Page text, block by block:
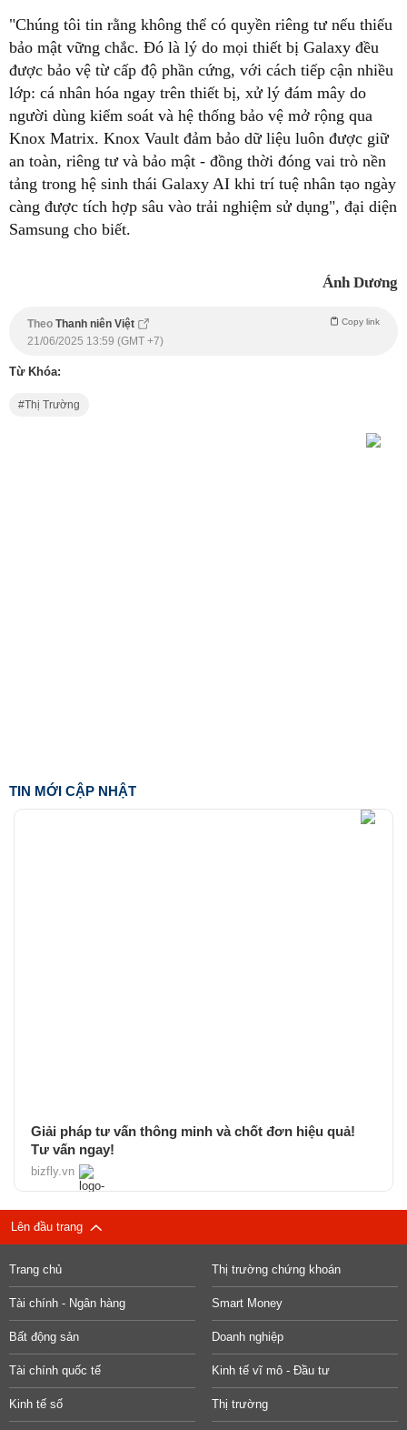
"Chúng tôi tin rằng không thể có quyền riêng tư nếu thiếu
bảo mật vững chắc. Đó là lý do mọi thiết bị Galaxy đều
được bảo vệ từ cấp độ phần cứng, với cách tiếp cận nhiều
lớp: cá nhân hóa ngay trên thiết bị, xử lý đám mây do
người dùng kiểm soát và hệ thống bảo vệ mở rộng qua
Knox Matrix. Knox Vault đảm bảo dữ liệu luôn được giữ
an toàn, riêng tư và bảo mật - đồng thời đóng vai trò nền
tảng trong hệ sinh thái Galaxy AI khi trí tuệ nhân tạo ngày
càng được tích hợp sâu vào trải nghiệm sử dụng", đại diện
Samsung cho biết.
Ánh Dương
Theo Thanh niên Việt Copy link
21/06/2025 13:59 (GMT +7)
Từ Khóa:
Thị Trường
TIN MỚI CẬP NHẬT
Giải pháp tư vấn thông minh và chốt đơn hiệu quả!
Tư vấn ngay!
bizfly.vn
Lên đầu trang
Trang chủ Thị trường chứng khoán
Tài chính - Ngân hàng Smart Money
Bất động sản Doanh nghiệp
Tài chính quốc tế Kinh tế vĩ mô - Đầu tư
Kinh tế số Thị trường